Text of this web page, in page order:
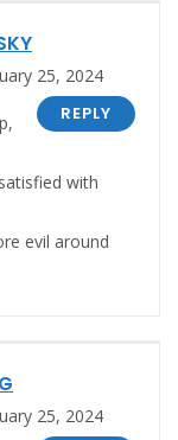
25, 2024
REPLY
with
evil around
25, 2024